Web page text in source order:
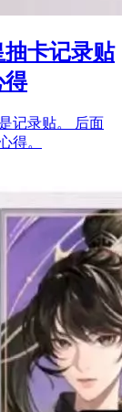
抽卡记录贴
得
记录贴。 后面
得。